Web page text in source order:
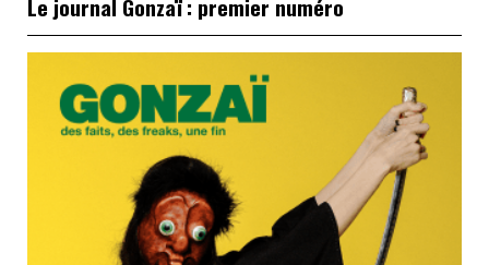
Le journal Gonzaï : premier numéro